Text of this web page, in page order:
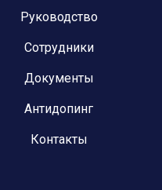
Руководство
Сотрудники
Документы
Антидопинг
Контакты